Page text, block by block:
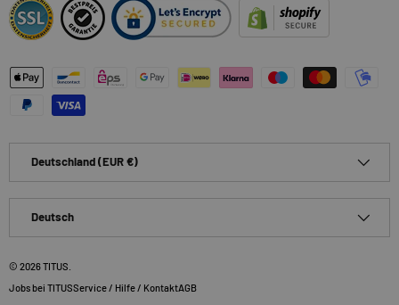
Zahlungsmethoden
Deutschland (EUR €)
Deutsch
© 2026TITUS
Jobs bei TITUSService / Hilfe / KontaktAGB